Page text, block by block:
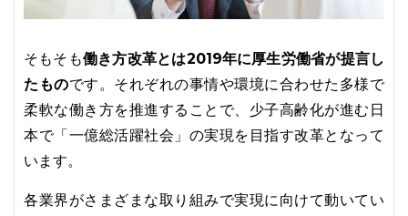
そもそも働き方改革とは2019年に厚生労働省が提言し
たものです。それぞれの事情や環境に合わせた多様で
柔軟な働き方を推進することで、少子高齢化が進む日
本で「一億総活躍社会」の実現を目指す改革となって
います。
各業界がさまざまな取り組みで実現に向けて動いてい